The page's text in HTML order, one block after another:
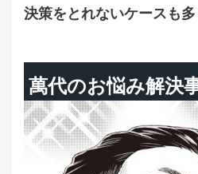
決策をとれないケースも多
萬代のお悩み解決